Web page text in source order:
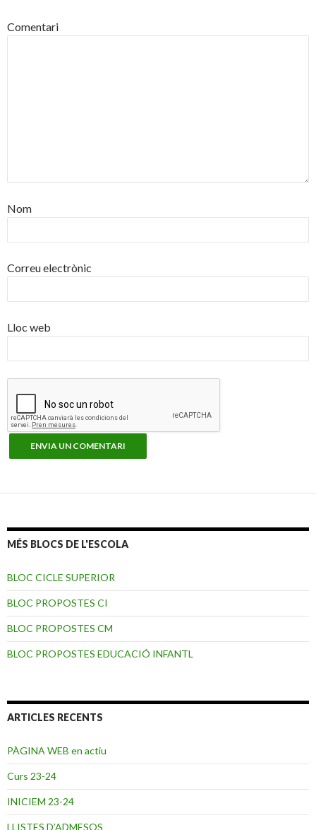
Comentari
Nom
Correu electrònic
Lloc web
MÉS BLOCS DE L'ESCOLA
BLOC CICLE SUPERIOR
BLOC PROPOSTES CI
BLOC PROPOSTES CM
BLOC PROPOSTES EDUCACIÓ INFANTL
ARTICLES RECENTS
PÀGINA WEB en actiu
Curs 23-24
INICIEM 23-24
LLISTES D’ADMESOS